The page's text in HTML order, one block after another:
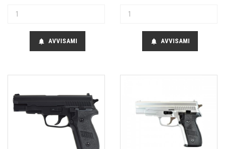
notifications AVVISAMI notifications AVVISAMI